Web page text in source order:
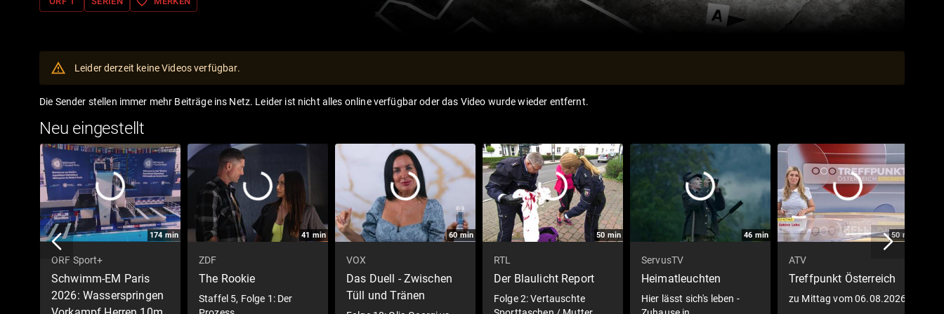
Leider derzeit keine Videos verfügbar.
Die Sender stellen immer mehr Beiträge ins Netz. Leider ist nicht alles online verfügbar oder das Video wurde wieder entfernt.
Neu eingestellt
174 min
ORF Sport+
Schwimm-EM Paris
2026: Wasserspringen
41 min
ZDF
The Rookie
Staffel 5, Folge 1: Der
60min
VOX
Das Duell - Zwischen
Tüll und Tränen
50 min
RTL
Der Blaulicht Report
Folge 2: Vertauschte
46 min
ServusTV
Heimatleuchten
Hier lässt sich's leben -
50 min
ATV
Treffpunkt Österreich
zu Mittag vom 06.08.2026